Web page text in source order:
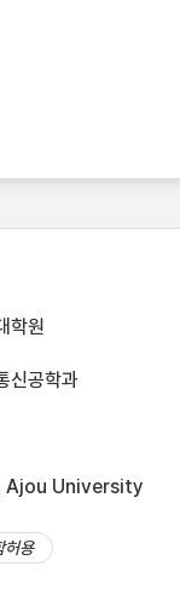
학원
신공학과
Ajou University
허용